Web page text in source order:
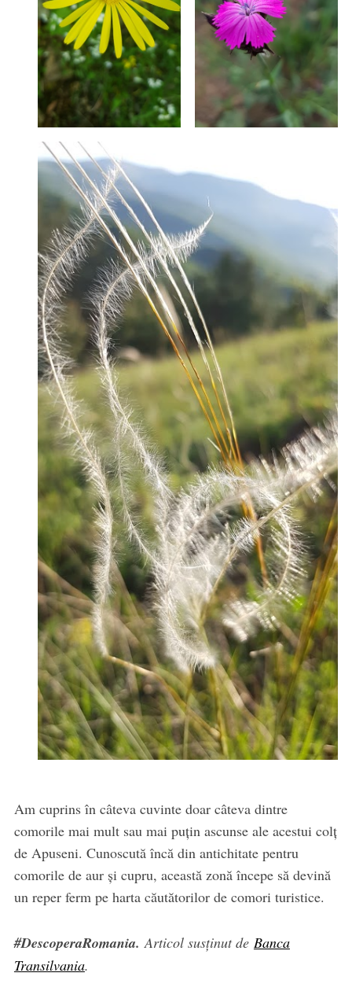
Am cuprins în câteva cuvinte doar câteva dintre
comorile mai mult sau mai puțin ascunse ale acestui colț
de Apuseni. Cunoscută încă din antichitate pentru
comorile de aur şi cupru, această zonă începe să devină
un reper ferm pe harta căutătorilor de comori turistice.
#DescoperaRomania.Articol susținut de Banca
Transilvania.